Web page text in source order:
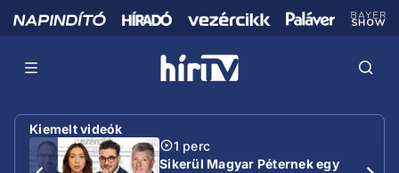
Kiemelt videók
1 perc
Sikerül Magyar Péternek egy